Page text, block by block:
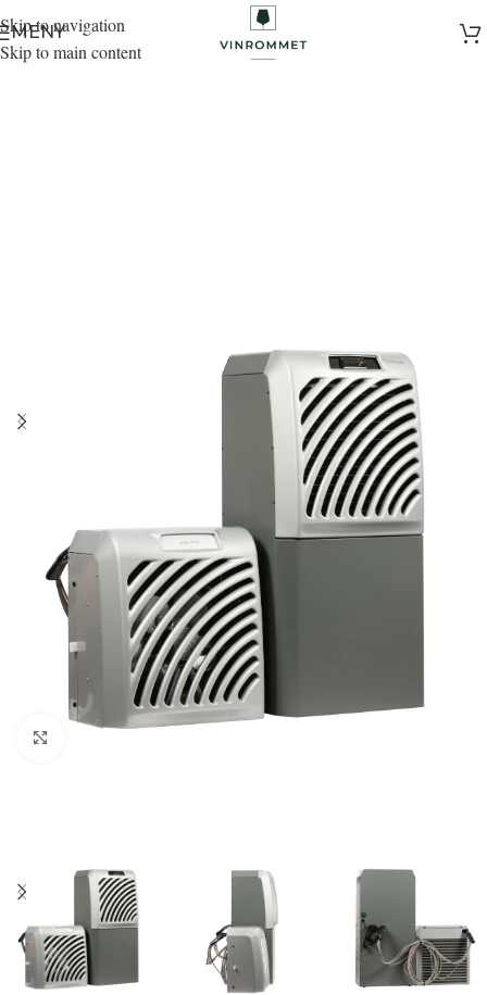
Skip to navigation
Skip to main content
MENY